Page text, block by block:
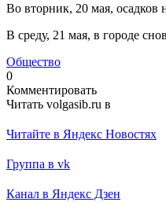
Во вторник, 20 мая, осадков
В среду, 21 мая, в городе
Общество
0
Комментировать
Читать volgasib.ru в
Читайте в Яндекс Новостях
Группа в vk
Канал в Яндекс Дзен